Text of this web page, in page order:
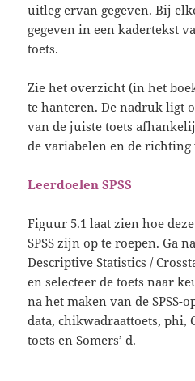
uitleg ervan gegeven. Bij
gegeven in een kadertekst
toets.
Zie het overzicht (in het
te hanteren. De nadruk ligt
van de juiste toets
de variabelen en de richting
Leerdoelen SPSS
Figuur 5.1 laat zien hoe
SPSS zijn op te roepen. Ga
Descriptive Statistics /
en selecteer de toets naar
na het maken van de SPSS-
data, chikwadraattoets, phi,
toets en Somers’ d.